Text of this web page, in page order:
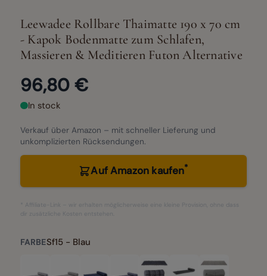
Leewadee Rollbare Thaimatte 190 x 70 cm
- Kapok Bodenmatte zum Schlafen,
Massieren & Meditieren Futon Alternative
96,80 €
In stock
Verkauf über Amazon – mit schneller Lieferung und
unkomplizierten Rücksendungen.
Auf Amazon kaufen*
* Affiliate-Link – wir erhalten möglicherweise eine kleine Provision, ohne dass
dir zusätzliche Kosten entstehen.
FARBESf15 - Blau